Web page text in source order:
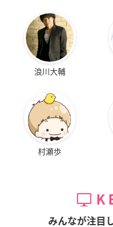
浪川大輔
村瀬歩
みんなが注目